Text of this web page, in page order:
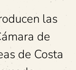
las
de
de Costa